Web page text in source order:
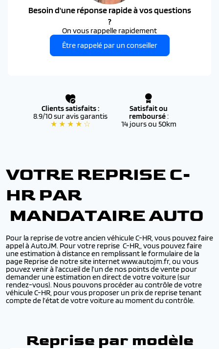
Besoin d'une réponse rapide à vos questions
?
On vous rappelle rapidement
Être rappelé par un conseiller
Clients satisfaits :
8.9/10 sur avis garantis
★ ★ ★ ★ ☆
Satisfait ou
remboursé:
14 jours ou 50km
VOTRE REPRISE C-
HR PAR
MANDATAIRE AUTO
Pour la reprise de votre ancien véhicule C-HR, vous pouvez faire
appel à AutoJM. Pour votre reprise C-HR,, vous pouvez faire
une estimation à distance en remplissant le formulaire de la
page Reprise de notre site internet www.autojm.fr, ou vous
pouvez venir à l’accueil de l’un de nos points de vente pour
demander une estimation en direct de votre voiture (sur
rendez-vous). Nous pouvons procéder au contrôle de votre
véhicule C-HR, pour vous proposer un prix de reprise tenant
compte de l’état de votre voiture au moment du contrôle.
Reprise par modèle